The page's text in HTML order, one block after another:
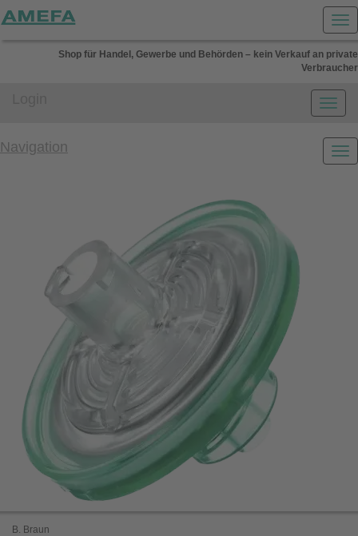
Shop für Handel, Gewerbe und Behörden – kein Verkauf an private
Verbraucher
Navigation
B. Braun